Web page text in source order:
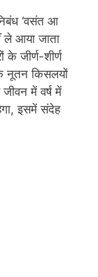
‘वसंत आ
ले आया जाता
के जीर्ण-शीर्ण
नूतन किसलयों
में वर्ष में
इसमें संदेह